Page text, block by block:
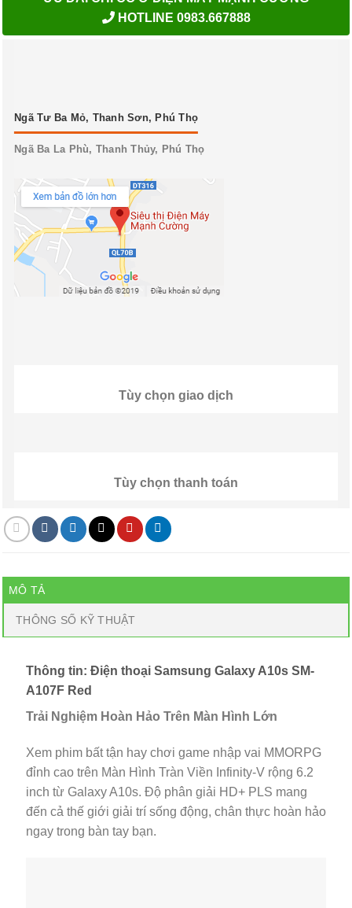
HOTLINE 0983.667888
Ngã Tư Ba Mỏ, Thanh Sơn, Phú Thọ
Ngã Ba La Phù, Thanh Thủy, Phú Thọ
Tùy chọn giao dịch
Tùy chọn thanh toán
MÔ TẢ
THÔNG SỐ KỸ THUẬT
Thông tin: Điện thoại Samsung Galaxy A10s SM-
A107F Red
Trải Nghiệm Hoàn Hảo Trên Màn Hình Lớn
Xem phim bất tận hay chơi game nhập vai MMORPG
đỉnh cao trên Màn Hình Tràn Viền Infinity-V rộng 6.2
inch từ Galaxy A10s. Độ phân giải HD+ PLS mang
đến cả thế giới giải trí sống động, chân thực hoàn hảo
ngay trong bàn tay bạn.